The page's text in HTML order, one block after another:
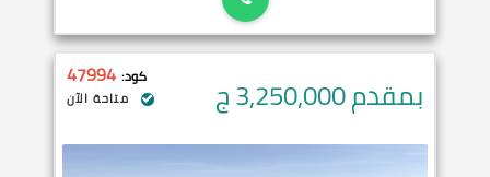
بمقدم 3,250,000 ج كود: 47994
متاحة الآن